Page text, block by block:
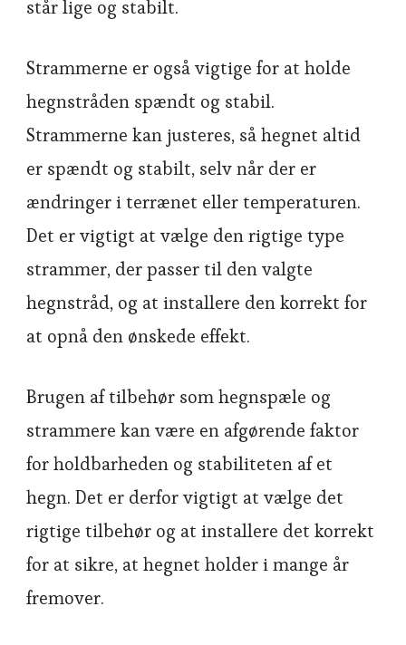
står lige og stabilt.
Strammerne er også vigtige for at holde
hegnstråden spændt og stabil.
Strammerne kan justeres, så hegnet altid
er spændt og stabilt, selv når der er
ændringer i terrænet eller temperaturen.
Det er vigtigt at vælge den rigtige type
strammer, der passer til den valgte
hegnstråd, og at installere den korrekt for
at opnå den ønskede effekt.
Brugen af tilbehør som hegnspæle og
strammere kan være en afgørende faktor
for holdbarheden og stabiliteten af et
hegn. Det er derfor vigtigt at vælge det
rigtige tilbehør og at installere det korrekt
for at sikre, at hegnet holder i mange år
fremover.